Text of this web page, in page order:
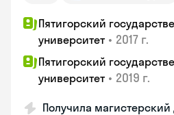
Пятигорский
университет • 2017 г.
Пятигорский
университет • 2019 г.
Получила